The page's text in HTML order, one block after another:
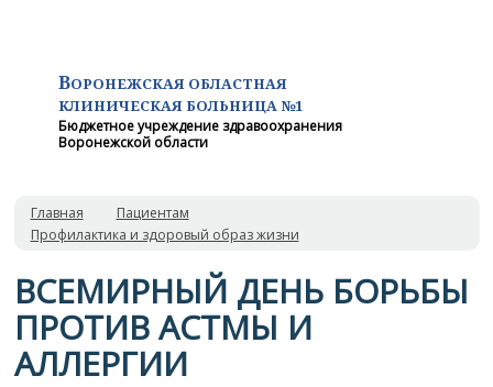
ВОРОНЕЖСКАЯ ОБЛАСТНАЯ
КЛИНИЧЕСКАЯ БОЛЬНИЦА №1
Бюджетное учреждение здравоохранения
Воронежской области
Главная
Пациентам
Профилактика и здоровый образ жизни
ВСЕМИРНЫЙ ДЕНЬ БОРЬБЫ
ПРОТИВ АСТМЫ И
АЛЛЕРГИИ